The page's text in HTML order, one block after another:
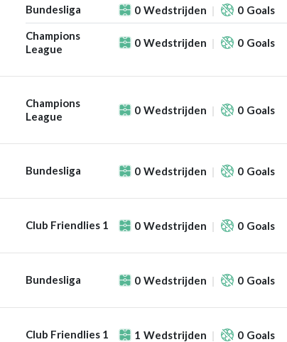
Bundesliga 0 Wedstrijden 0 Goals
Champions
League
0 Wedstrijden 0 Goals
Champions
League
0 Wedstrijden 0 Goals
Bundesliga 0 Wedstrijden 0 Goals
Club Friendlies 1 0 Wedstrijden 0 Goals
Bundesliga 0 Wedstrijden 0 Goals
Club Friendlies 1 1 Wedstrijden 0 Goals